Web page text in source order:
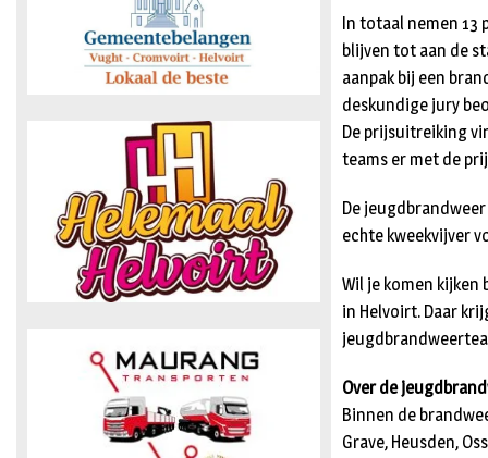
In totaal nemen
blijven tot aan de
aanpak bij een
deskundige jury
De prijsuitreiking
teams er met de
De
echte kweekvijver
Wil je komen kijken
in Helvoirt. Daar
Over de
Binnen de
Grave, Heusden,